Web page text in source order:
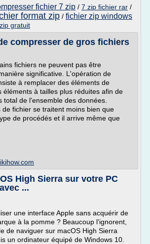
fichier 7 zip / 7 zip fichier rar /
format zip / fichier zip windows
gratuit
compresser de gros fichiers
fichiers ne peuvent pas être
significative. L'opération de
à remplacer des éléments de
éléments à tailles plus réduites afin de
total de l'ensemble des données.
de fichier se traitent moins bien que
de procédés et il arrive même que
High Sierra sur votre PC
...
une interface Apple sans acquérir de
à la pomme ? Beaucoup l'ignorent,
de naviguer sur macOS High Sierra
un ordinateur équipé de Windows 10.